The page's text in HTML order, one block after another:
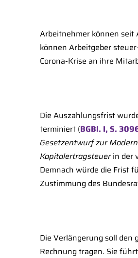
Arbeitnehmer können seit
können Arbeitgeber
Corona-Krise an ihre
Die Auszahlungsfrist
terminiert (BGBl. I, S.
Gesetzentwurf zur
Kapitalertragsteuerin der
Demnach würde die Frist
Zustimmung des
Die Verlängerung soll den
Rechnung tragen. Sie